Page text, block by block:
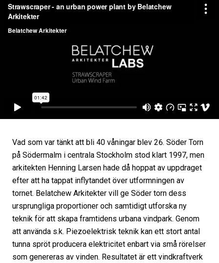
Vad som var tänkt att bli 40 våningar blev 26. Söder Torn
på Södermalm i centrala Stockholm stod klart 1997, men
arkitekten Henning Larsen hade då hoppat av uppdraget
efter att ha tappat inflytandet över utformningen av
tornet. Belatchew Arkitekter vill ge Söder torn dess
ursprungliga proportioner och samtidigt utforska ny
teknik för att skapa framtidens urbana vindpark. Genom
att använda s.k. Piezoelektrisk teknik kan ett stort antal
tunna spröt producera elektricitet enbart via små rörelser
som genereras av vinden. Resultatet är ett vindkraftverk